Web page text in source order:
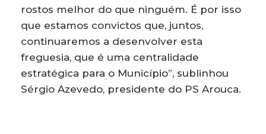
rostos melhor do que ninguém. É por isso
que estamos convictos que, juntos,
continuaremos a desenvolver esta
freguesia, que é uma centralidade
estratégica para o Município”, sublinhou
Sérgio Azevedo, presidente do PS Arouca.